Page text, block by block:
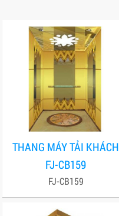
THANG MÁY TẢI KHÁCH
FJ-CB159
FJ-CB159